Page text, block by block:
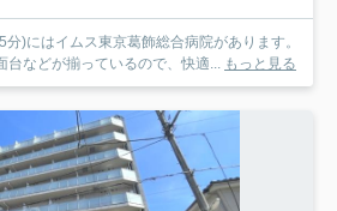
)にはイムス東京葛飾総合病院があります。
などが揃っているので、快適...
もっと見る